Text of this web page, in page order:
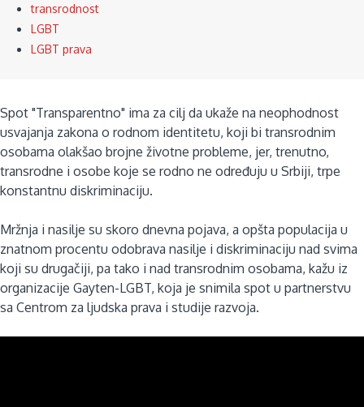
transrodnost
LGBT
LGBT prava
Spot "Transparentno" ima za cilj da ukaže na neophodnost
usvajanja zakona o rodnom identitetu, koji bi transrodnim
osobama olakšao brojne životne probleme, jer, trenutno,
transrodne i osobe koje se rodno ne određuju u Srbiji, trpe
konstantnu diskriminaciju.
Mržnja i nasilje su skoro dnevna pojava, a opšta populacija u
znatnom procentu odobrava nasilje i diskriminaciju nad svima
koji su drugačiji, pa tako i nad transrodnim osobama, kažu iz
organizacije Gayten-LGBT, koja je snimila spot u partnerstvu
sa Centrom za ljudska prava i studije razvoja.